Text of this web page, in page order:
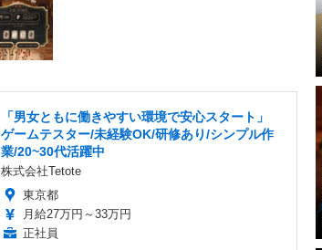
「男女ともに働きやすい環境で安心スタート」
ゲームテスター/未経験OK/研修あり/シンプル作
業/20~30代活躍中
株式会社Tetote
東京都
月給27万円～33万円
正社員